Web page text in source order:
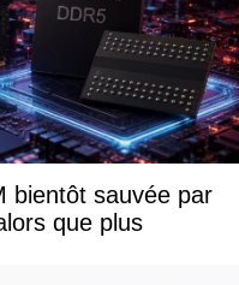
bientôt sauvée par
que plus